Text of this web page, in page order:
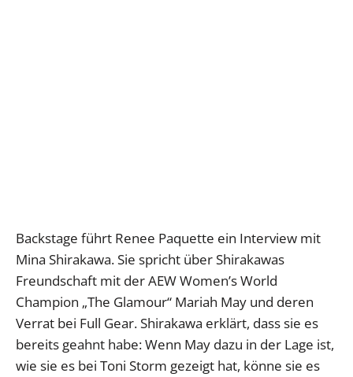
Backstage führt Renee Paquette ein Interview mit
Mina Shirakawa. Sie spricht über Shirakawas
Freundschaft mit der AEW Women’s World
Champion „The Glamour“ Mariah May und deren
Verrat bei Full Gear. Shirakawa erklärt, dass sie es
bereits geahnt habe: Wenn May dazu in der Lage ist,
wie sie es bei Toni Storm gezeigt hat, könne sie es